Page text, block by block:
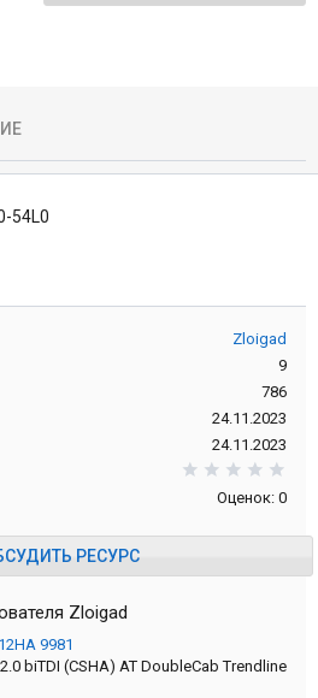
54L0
Zloigad
9
786
24.11.2023
24.11.2023
Оценок: 0
РЕСУРС
Zloigad
9981
biTDI (CSHA) AT DoubleCab Trendline